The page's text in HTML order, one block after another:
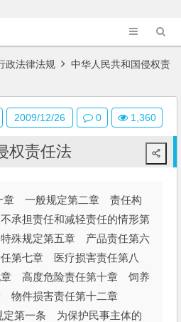
政法律法规 中华人民共和国侵权责
权责任法
一般规定第二章 责任构
承担责任和减轻责任的情形第
殊规定第五章 产品责任第六
第七章 医疗损害责任第八
高度危险责任第十章 饲养
物件损害责任第十二章
第一条 为保护民事主体的
2009/12/26 0 1,360